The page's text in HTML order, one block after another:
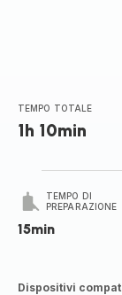
TEMPO TOTALE
1h 10min
TEMPO DI
PREPARAZIONE
15min
Dispositivi